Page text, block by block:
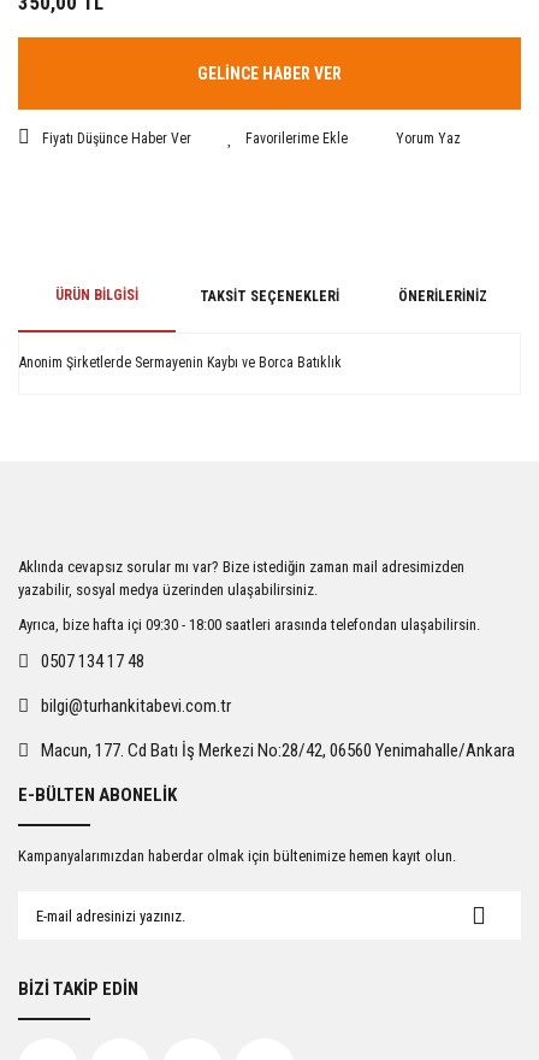
GELİNCE HABER VER
Fiyatı Düşünce Haber Ver Yorum Yaz
ÜRÜN BILGISI TAKSIT SEÇENEKLERI ÖNERILERINIZ
Anonim Şirketlerde Sermayenin Kaybı ve Borca Batıklık
Ürün açıklamasında eksik bilgiler bulunuyor.
Ürün bilgilerinde hatalar bulunuyor.
Ürün fiyatı diğer sitelerden daha pahalı.
Gönder
Aklında cevapsız sorular mı var? Bize istediğin zaman mail adresimizden
yazabilir, sosyal medya üzerinden ulaşabilirsiniz.
Ayrıca, bize hafta içi 09:30 - 18:00 saatleri arasında telefondan ulaşabilirsin.
0507 134 17 48
bilgi@turhankitabevi.com.tr
Macun, 177. Cd Batı İş Merkezi No:28/42, 06560 Yenimahalle/Ankara
E-BÜLTEN ABONELİK
Kampanyalarımızdan haberdar olmak için bültenimize hemen kayıt olun.
BİZİ TAKİP EDİN